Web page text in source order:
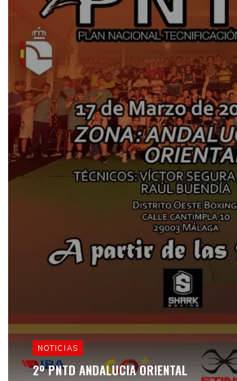
NOTICIAS
2º PNTD ANDALUCIA ORIENTAL